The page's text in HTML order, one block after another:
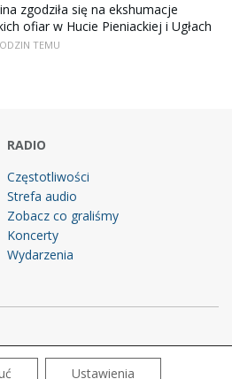
zgodziła się na ekshumacje
ofiar w Hucie Pieniackiej i Ugłach
TEMU
RADIO
Częstotliwości
Strefa audio
Zobacz co graliśmy
Koncerty
Wydarzenia
Ustawienia